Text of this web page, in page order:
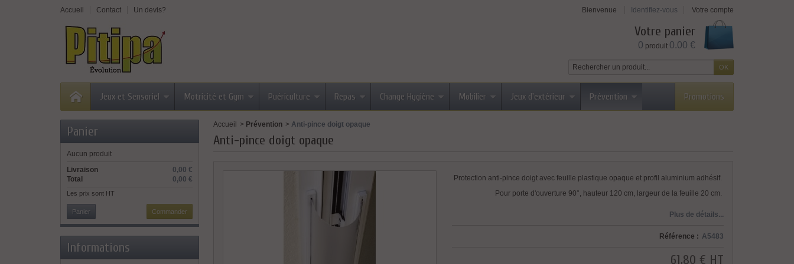
Accueil Contact Un devis? Bienvenue Identifiez-vous Votre compte
Votre panier
0 produit 0.00 €
Promotions
Jeux et Sensoriel Motricité et Gym Puériculture Repas Change Hygiène Mobilier Jeux d'extérieur Prévention
Panier
Aucun produit
0,00 €
Livraison
0,00 €
Total
Les prix sont HT
Panier Commander
Informations
Accueil > Prévention > Anti-pince doigt opaque
Anti-pince doigt opaque
Protection anti-pince doigt avec feuille plastique opaque et profil aluminium adhésif.
Pour porte d'ouverture 90°, hauteur 120 cm, largeur de la feuille 20 cm.
Plus de détails...
Référence : A5483
61,80 € HT